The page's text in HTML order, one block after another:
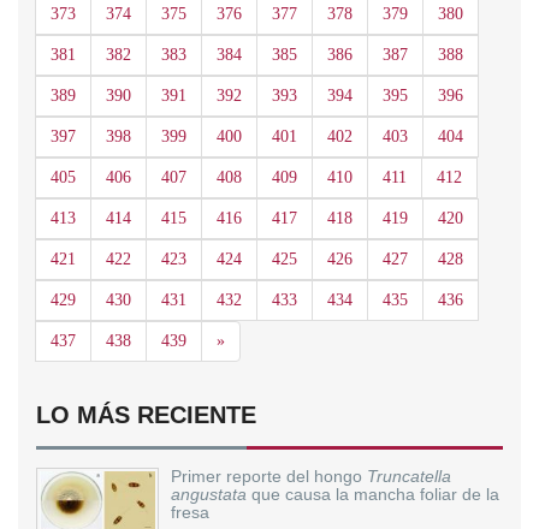
373 374 375 376 377 378 379 380
381 382 383 384 385 386 387 388
389 390 391 392 393 394 395 396
397 398 399 400 401 402 403 404
405 406 407 408 409 410 411 412
413 414 415 416 417 418 419 420
421 422 423 424 425 426 427 428
429 430 431 432 433 434 435 436
437 438 439 »Siguiente
LO MÁS RECIENTE
Primer reporte del hongo Truncatella
angustata que causa la mancha foliar de la
fresa